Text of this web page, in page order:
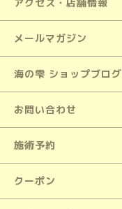
メールマガジン
海の雫 ショップブログ
お問い合わせ
施術予約
クーポン